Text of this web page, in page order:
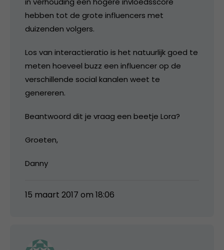
hebben tot de grote influencers met
duizenden volgers.
Los van interactieratio is het natuurlijk goed te
meten hoeveel buzz een influencer op de
verschillende social kanalen weet te
genereren.
Beantwoord dit je vraag een beetje Lora?
Groeten,
Danny
15 maart 2017 om 18:06